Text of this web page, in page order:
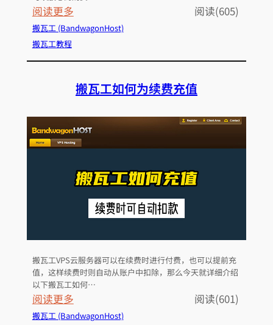
新
手
阅读更多：
搬
工
何
款
，
不
满
意
阅读(605)
搬瓦工 (BandwagonHost)
搬瓦工教程
搬瓦工如何为续费充值
搬瓦工VPS云服务器可以在续费时进行付费，也可以提前充
值，这样续费时则自动从账户中扣除，那么今天就详细介绍
以下搬瓦工如何…
阅读更多：
搬
阅读(601)
搬瓦工 (BandwagonHost)